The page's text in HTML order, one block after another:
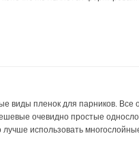
виды пленок для парников. Все
очевидно простые
использовать